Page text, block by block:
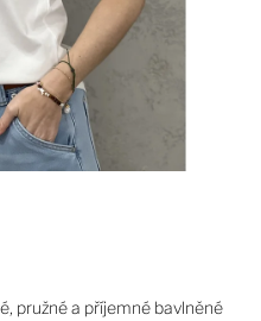
pružné a příjemné bavlněné